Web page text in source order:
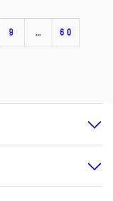
9 … 60